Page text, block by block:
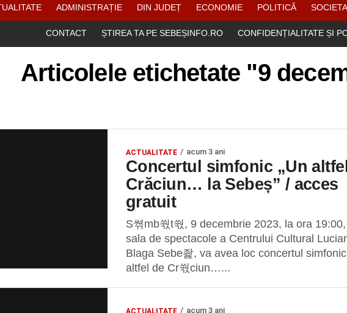
ADMINISTRAȚIE DIN JUDEȚ ECONOMIE POLITICĂ
CONTACT ȘTIREA TA PE SEBEȘINFO.RO CONFIDENȚIALITATE ȘI
Articolele etichetate "9
ACTUALITATE acum 3 ani
Concertul simfonic „Un
Crăciun… la Sebeș” / acces
gratuit
S쎢mb쒃t쒃, 9 decembrie 2023, la ora
sala de spectacole a Centrului Cultural
Blaga Sebe좙, va avea loc concertul
altfel de Cr쒃ciun…...
ACTUALITATE acum 3 ani